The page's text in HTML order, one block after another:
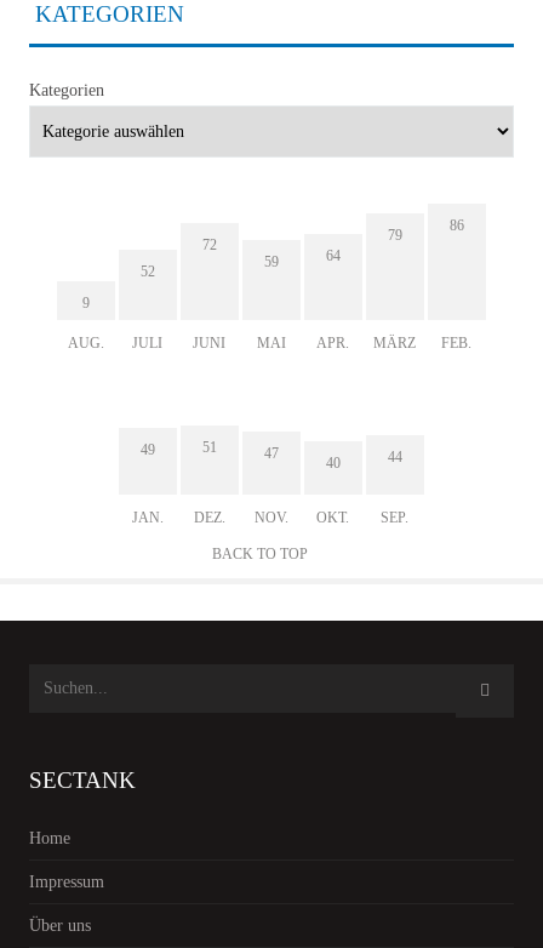
KATEGORIEN
Kategorien
9
AUG.
52
JULI
72
JUNI
59
MAI
64
APR.
79
MÄRZ
86
FEB.
49
JAN.
51
DEZ.
47
NOV.
40
OKT.
44
SEP.
BACK TO TOP
SECTANK
Home
Impressum
Über uns